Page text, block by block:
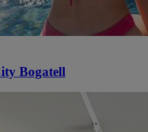
Bogatell